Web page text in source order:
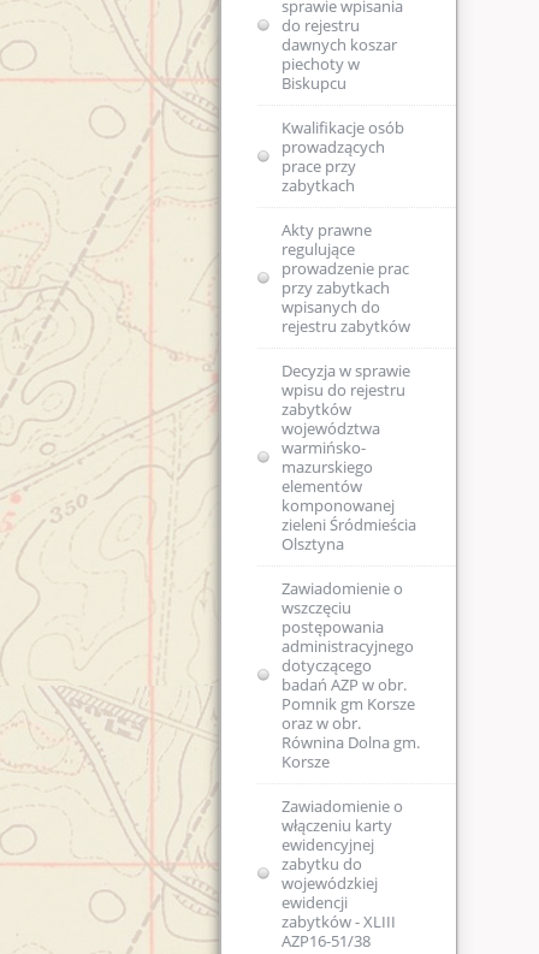
zm.)
sprawie wpisania
do rejestru
dawnych koszar
piechoty w
Biskupcu
Kwalifikacje osób
prowadzących
prace przy
zabytkach
Akty prawne
regulujące
prowadzenie prac
przy zabytkach
wpisanych do
rejestru zabytków
Decyzja w sprawie
wpisu do rejestru
zabytków
województwa
warmińsko-
mazurskiego
elementów
komponowanej
zieleni Śródmieścia
Olsztyna
Zawiadomienie o
wszczęciu
postępowania
administracyjnego
dotyczącego
badań AZP w obr.
Pomnik gm Korsze
oraz w obr.
Równina Dolna gm.
Korsze
Zawiadomienie o
włączeniu karty
ewidencyjnej
zabytku do
wojewódzkiej
ewidencji
zabytków - XLIII
AZP16-51/38